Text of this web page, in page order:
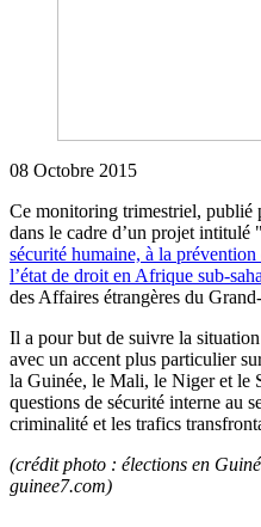
08 Octobre 2015
Ce monitoring trimestriel, publié
dans le cadre d’un projet intitulé "
sécurité humaine, à la
l’état de droit en Afrique sub-
des Affaires étrangères du
Il a pour but de suivre la
avec un accent plus particulier
la Guinée, le Mali, le Niger et le
questions de sécurité interne au
criminalité et les trafics
(crédit photo : élections en
guinee7.com)